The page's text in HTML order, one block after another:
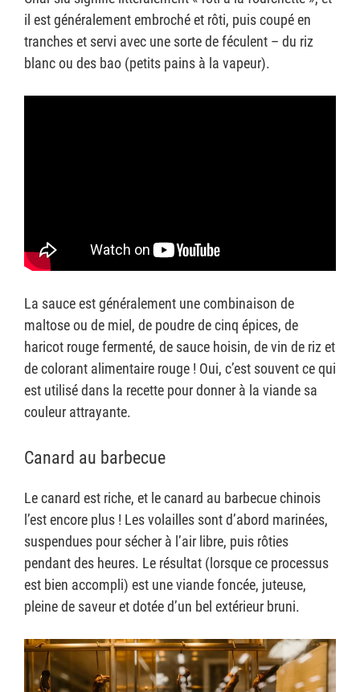
il est généralement embroché et rôti, puis coupé en
tranches et servi avec une sorte de féculent – du riz
blanc ou des bao (petits pains à la vapeur).
La sauce est généralement une combinaison de
maltose ou de miel, de poudre de cinq épices, de
haricot rouge fermenté, de sauce hoisin, de vin de riz et
de colorant alimentaire rouge ! Oui, c’est souvent ce qui
est utilisé dans la recette pour donner à la viande sa
couleur attrayante.
Canard au barbecue
Le canard est riche, et le canard au barbecue chinois
l’est encore plus ! Les volailles sont d’abord marinées,
suspendues pour sécher à l’air libre, puis rôties
pendant des heures. Le résultat (lorsque ce processus
est bien accompli) est une viande foncée, juteuse,
pleine de saveur et dotée d’un bel extérieur bruni.